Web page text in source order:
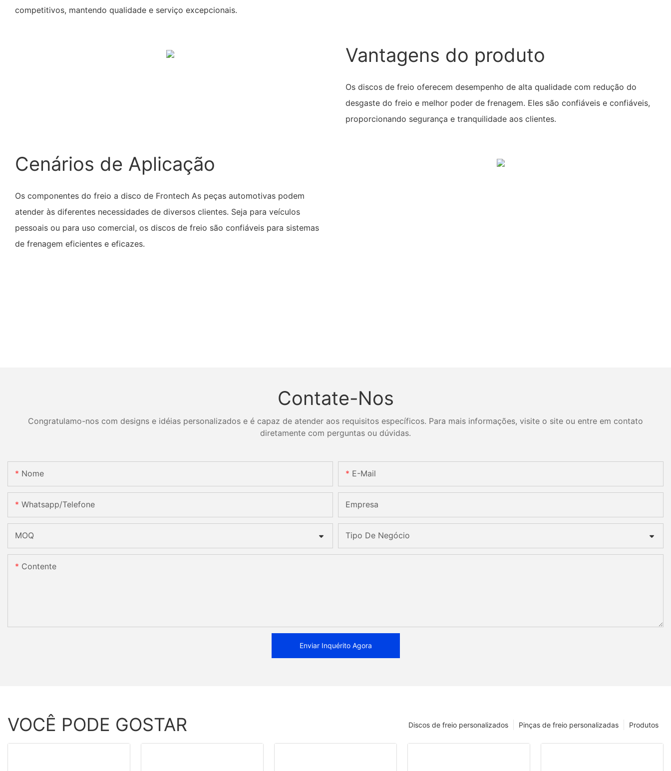
competitivos, mantendo qualidade e serviço excepcionais.
Vantagens do produto
Os discos de freio oferecem desempenho de alta qualidade com redução do
desgaste do freio e melhor poder de frenagem. Eles são confiáveis ​​e confiáveis,
proporcionando segurança e tranquilidade aos clientes.
Cenários de Aplicação
Os componentes do freio a disco de Frontech As peças automotivas podem
atender às diferentes necessidades de diversos clientes. Seja para veículos
pessoais ou para uso comercial, os discos de freio são confiáveis ​​para sistemas
de frenagem eficientes e eficazes.
Contate-Nos
Congratulamo-nos com designs e idéias personalizados e é capaz de atender aos requisitos específicos. Para mais informações, visite o site ou entre em contato
diretamente com perguntas ou dúvidas.
Nome E-Mail
Whatsapp/telefone Empresa
MOQ Tipo De Negócio
Contente
Enviar Inquérito Agora
VOCÊ PODE GOSTAR Produtos
Pinças de freio personalizadas
Discos de freio personalizados